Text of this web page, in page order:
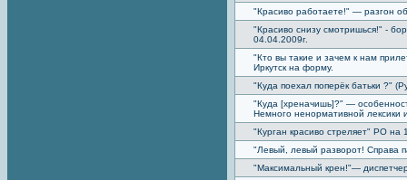
"Красиво работаете!" — разгон
"Красиво снизу смотришься!" -
04.04.2009г.
"Кто вы такие и зачем к нам
Иркутск на форму.
"Куда поехал поперёк батьки ?"
"Куда [хреначишь]?" —
Немного ненормативной лексики
"Курган красиво стреляет" РО на
"Левый, левый разворот! Справа
"Максимальный крен!"—